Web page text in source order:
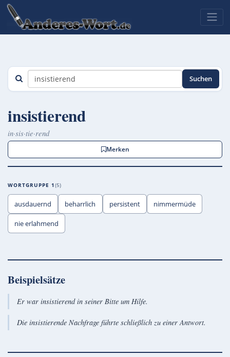
Suchen
insistierend
in·sis·tie·rend
Merken
WORTGRUPPE 1 5
ausdauernd beharrlich persistent nimmermüde
nie erlahmend
Beispielsätze
Er war insistierend in seiner Bitte um Hilfe.
Die insistierende Nachfrage führte schließlich zu einer Antwort.